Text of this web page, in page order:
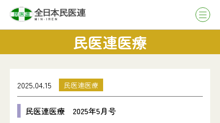
民医連医療
2025.04.15 民医連医療
民医連医療 2025年5月号